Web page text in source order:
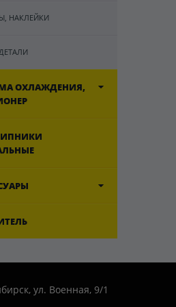
НАКЛЕЙКИ
ОХЛАЖДЕНИЯ,
ул. Военная, 9/1